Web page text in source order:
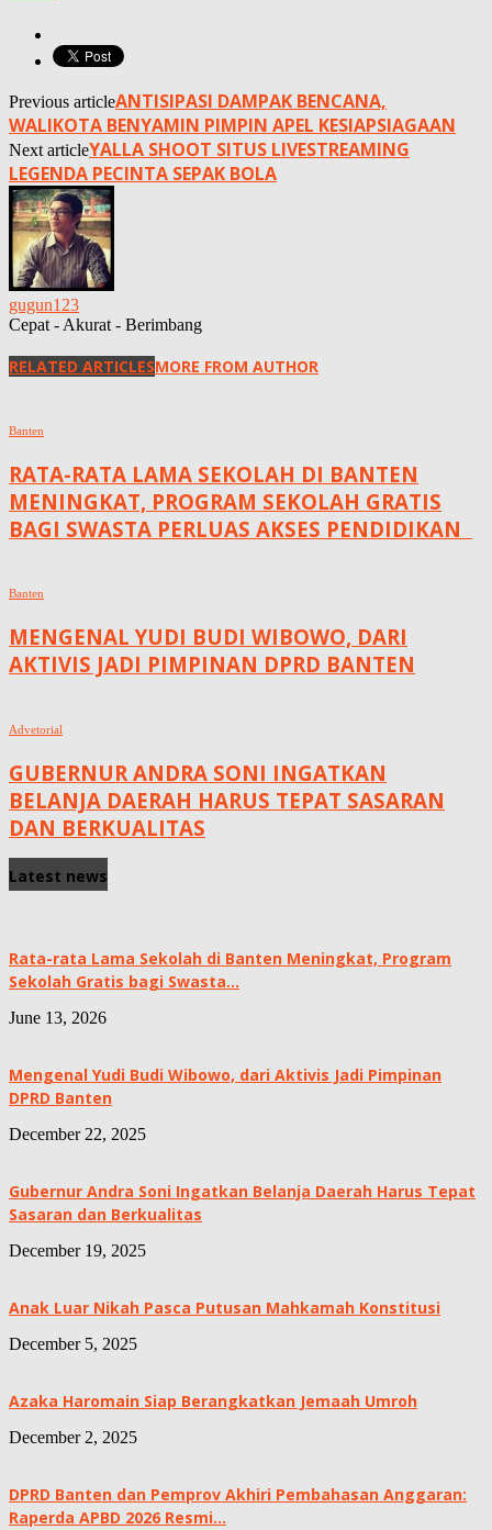
Previous articleANTISIPASI DAMPAK BENCANA,
WALIKOTA BENYAMIN PIMPIN APEL KESIAPSIAGAAN
Next articleYALLA SHOOT SITUS LIVESTREAMING
LEGENDA PECINTA SEPAK BOLA
gugun123
Cepat - Akurat - Berimbang
RELATED ARTICLESMORE FROM AUTHOR
Banten
RATA-RATA LAMA SEKOLAH DI BANTEN
MENINGKAT, ‎PROGRAM SEKOLAH GRATIS
BAGI SWASTA PERLUAS AKSES PENDIDIKAN ‎ ‎
Banten
MENGENAL YUDI BUDI WIBOWO, DARI
AKTIVIS JADI PIMPINAN DPRD BANTEN
Advetorial
GUBERNUR ANDRA SONI INGATKAN
BELANJA DAERAH HARUS TEPAT SASARAN
DAN BERKUALITAS
Latest news
Rata-rata Lama Sekolah di Banten Meningkat, ‎Program
Sekolah Gratis bagi Swasta...
June 13, 2026
Mengenal Yudi Budi Wibowo, dari Aktivis Jadi Pimpinan
DPRD Banten
December 22, 2025
Gubernur Andra Soni Ingatkan Belanja Daerah Harus Tepat
Sasaran dan Berkualitas
December 19, 2025
Anak Luar Nikah Pasca Putusan Mahkamah Konstitusi
December 5, 2025
Azaka Haromain Siap Berangkatkan Jemaah Umroh
December 2, 2025
DPRD Banten dan Pemprov Akhiri Pembahasan Anggaran:
Raperda APBD 2026 Resmi...